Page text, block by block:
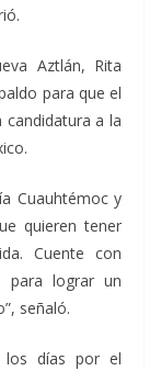
Aztlán, Rita
para que el
candidatura a la
Cuauhtémoc y
quieren tener
Cuente con
para lograr un
señaló.
los días por el